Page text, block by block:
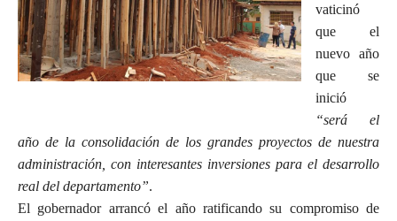
vaticinó
que el
nuevo año
que se
inició
“será el
año de la consolidación de los grandes proyectos de nuestra
administración, con interesantes inversiones para el desarrollo
real del departamento”.
El gobernador arrancó el año ratificando su compromiso de